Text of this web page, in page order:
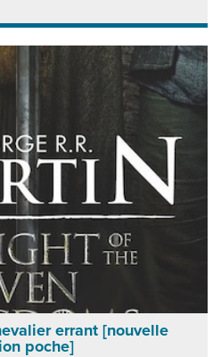
errant [nouvelle
poche]